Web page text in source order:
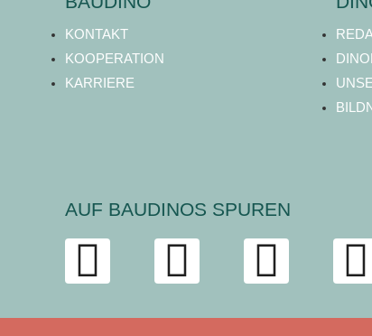
KONTAKT
KOOPERATION
KARRIERE
AUF BAUDINOS SPUREN